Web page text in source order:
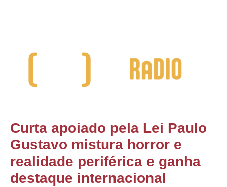
Curta apoiado pela Lei Paulo
Gustavo mistura horror e
realidade periférica e ganha
destaque internacional